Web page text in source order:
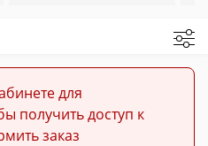
для
получить доступ к
заказ